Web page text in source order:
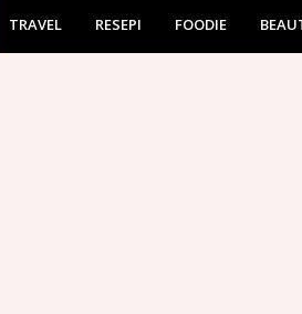
TRAVEL RESEPI FOODIE